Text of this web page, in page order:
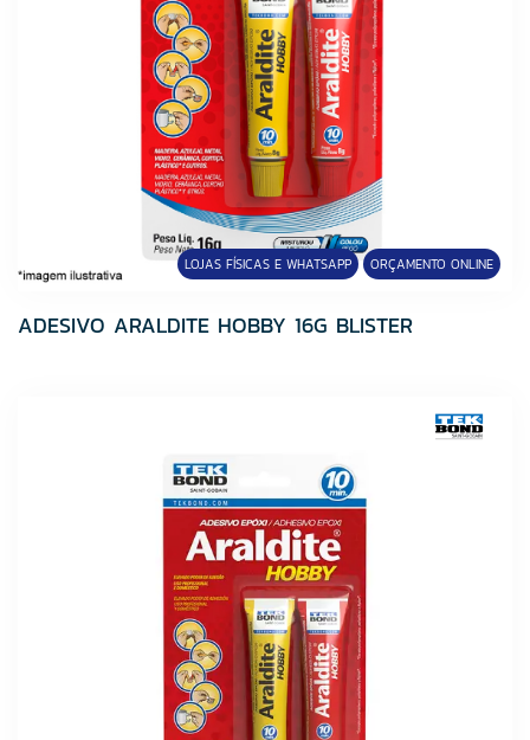
LOJAS FÍSICAS E WHATSAPP ORÇAMENTO ONLINE
ADESIVO ARALDITE HOBBY 16G BLISTER